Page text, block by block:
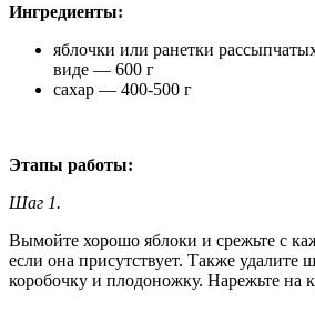
Ингредиенты:
яблочки или ранетки
виде — 600 г
сахар — 400-500 г
Этапы работы:
Шаг 1.
Вымойте хорошо яблоки и срежьте с
если она присутствует. Также удалите
коробочку и плодоножку. Нарежьте на